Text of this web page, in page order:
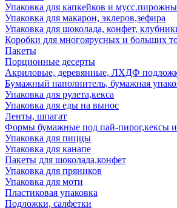
Упаковка для капкейков и
Упаковка для макарон, эклеров,зефира
Упаковка для шоколада, конфет,
Коробки для многоярусных и больших
Пакеты
Порционные десерты
Акриловые, деревянные, ЛХДФ
Бумажный наполнитель, бумажная
Упаковка для рулета,кекса
Упаковка для еды на вынос
Ленты, шпагат
Формы бумажные под пай-пирог,кексы
Упаковка для пиццы
Упаковка для канапе
Пакеты для шоколада,конфет
Упаковка для пряников
Упаковка для моти
Пластиковая упаковка
Подложки, салфетки